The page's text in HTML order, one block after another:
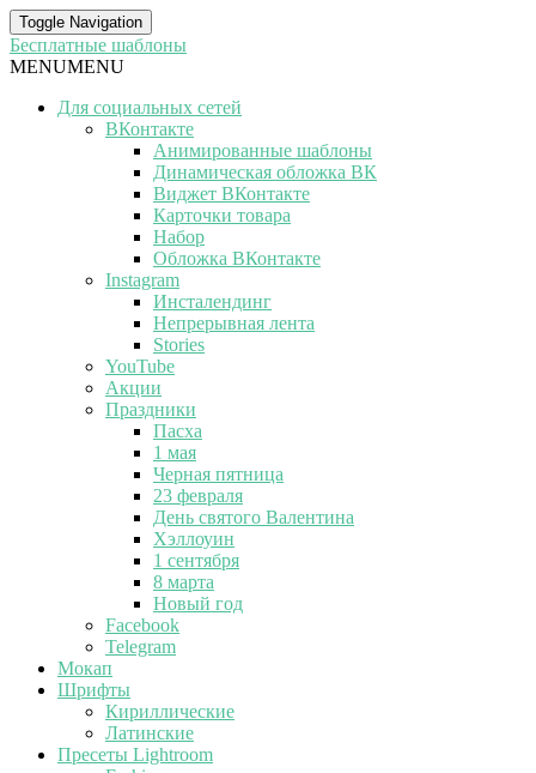
Toggle Navigation
Бесплатные шаблоны
MENUMENU
Для социальных сетей
ВКонтакте
Анимированные шаблоны
Динамическая обложка ВК
Виджет ВКонтакте
Карточки товара
Набор
Обложка ВКонтакте
Instagram
Инсталендинг
Непрерывная лента
Stories
YouTube
Акции
Праздники
Пасха
1 мая
Черная пятница
23 февраля
День святого Валентина
Хэллоуин
1 сентября
8 марта
Новый год
Facebook
Telegram
Мокап
Шрифты
Кириллические
Латинские
Пресеты Lightroom